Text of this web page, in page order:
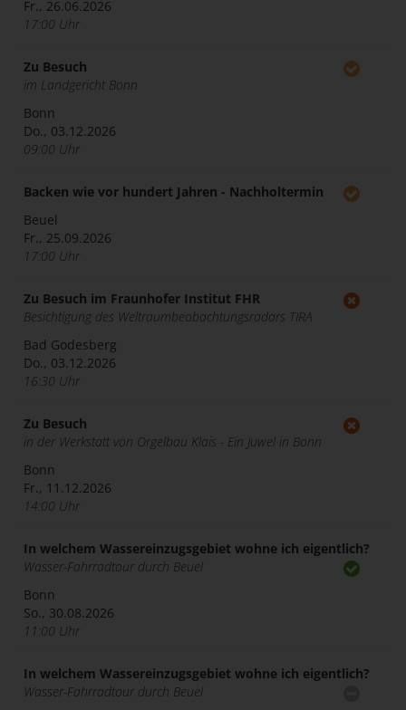
Fr., 26.06.2026
17:00 Uhr
Zu Besuch
im Landgericht Bonn
Bonn
Do., 03.12.2026
09:00 Uhr
Backen wie vor hundert Jahren - Nachholtermin
Beuel
Fr., 25.09.2026
17:00 Uhr
Zu Besuch im Fraunhofer Institut FHR
Besichtigung des Weltraumbeobachtungsradars TIRA
Bad Godesberg
Do., 03.12.2026
16:30 Uhr
Zu Besuch
in der Werkstatt von Orgelbau Klais - Ein Juwel in Bonn
Bonn
Fr., 11.12.2026
14:00 Uhr
In welchem Wassereinzugsgebiet wohne ich eigentlich?
Wasser-Fahrradtour durch Beuel
Bonn
So., 30.08.2026
11:00 Uhr
In welchem Wassereinzugsgebiet wohne ich eigentlich?
Wasser-Fahrradtour durch Beuel